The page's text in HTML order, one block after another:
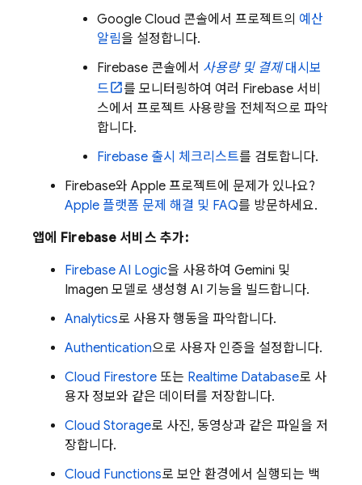
Google Cloud 콘솔에서 프로젝트의 예산
알림을 설정합니다.
Firebase 콘솔에서 사용량 및 결제대시보
드
를 모니터링하여 여러 Firebase 서비
스에서 프로젝트 사용량을 전체적으로 파악
합니다.
Firebase 출시 체크리스트를 검토합니다.
Firebase와 Apple 프로젝트에 문제가 있나요?
Apple 플랫폼 문제 해결 및 FAQ를 방문하세요.
앱에 Firebase 서비스 추가:
Firebase AI Logic을 사용하여 Gemini 및
Imagen 모델로 생성형 AI 기능을 빌드합니다.
Analytics로 사용자 행동을 파악합니다.
Authentication으로 사용자 인증을 설정합니다.
Cloud Firestore 또는 Realtime Database로 사
용자 정보와 같은 데이터를 저장합니다.
Cloud Storage로 사진, 동영상과 같은 파일을 저
장합니다.
Cloud Functions로 보안 환경에서 실행되는 백